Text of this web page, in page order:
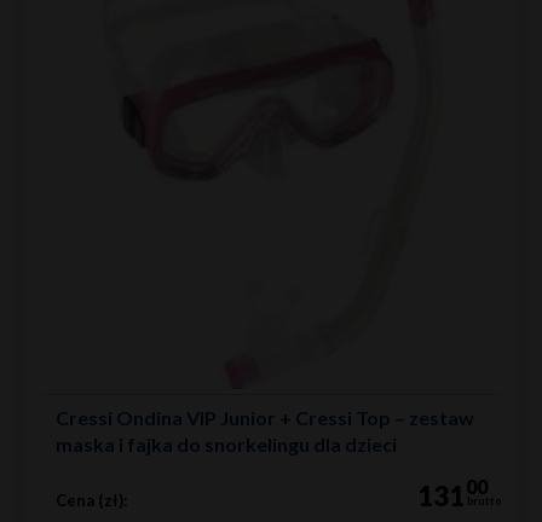
Cressi Ondina VIP Junior + Cressi Top – zestaw
maska i fajka do snorkelingu dla dzieci
Cena (zł): 13100
brutto